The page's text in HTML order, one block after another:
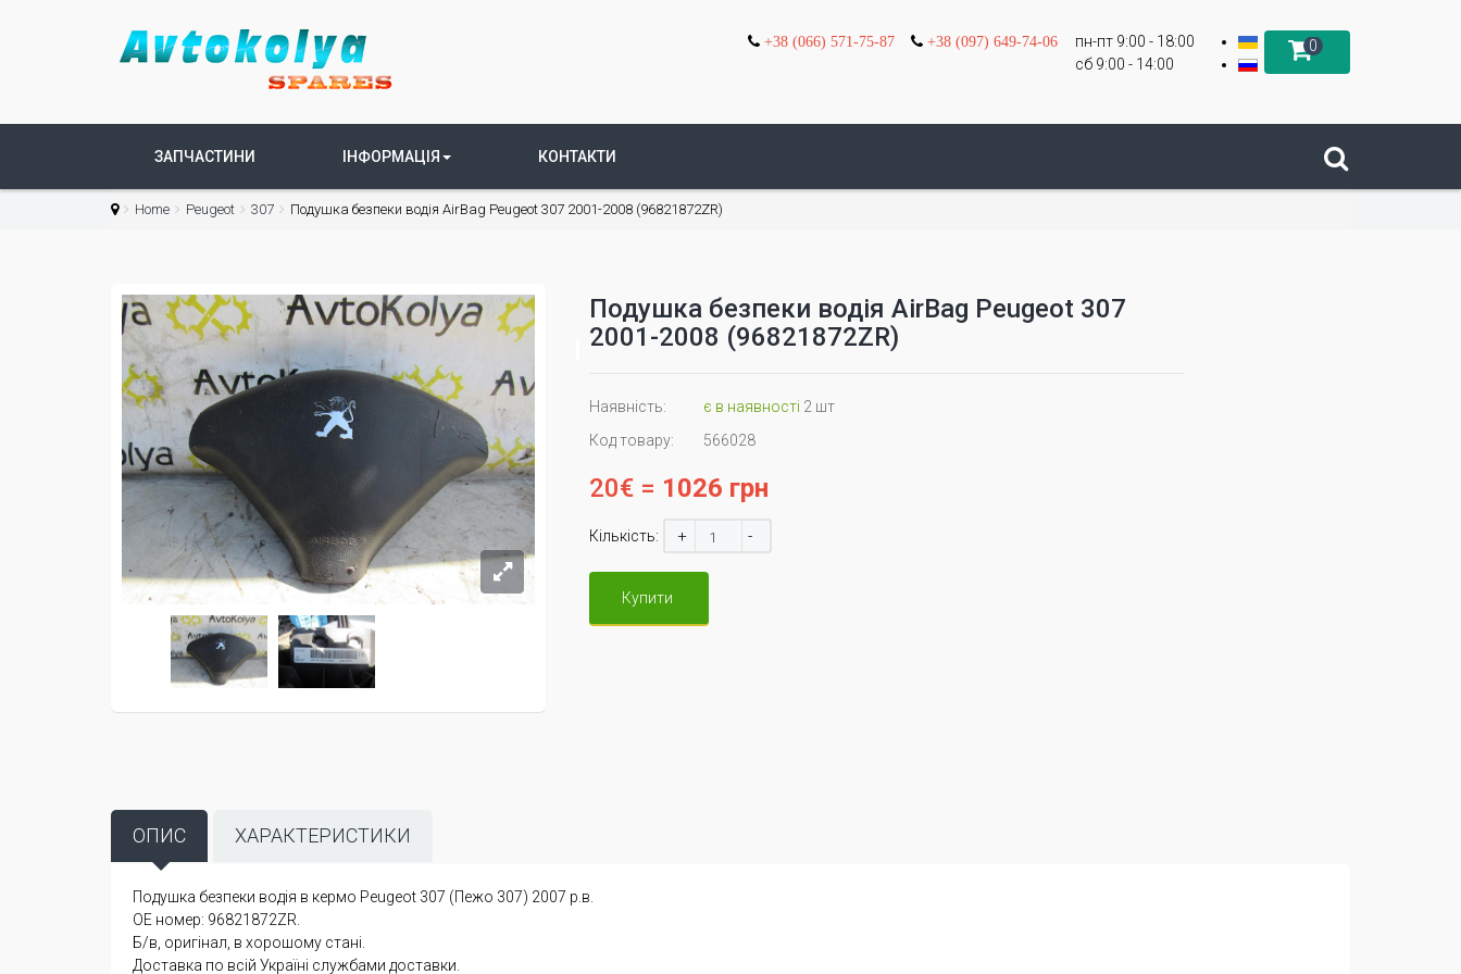
+38 (066) 571-75-87 +38 (097) 649-74-06
пн-пт 9:00 - 18:00
сб 9:00 - 14:00
0
ЗАПЧАСТИНИ ІНФОРМАЦІЯ КОНТАКТИ
Home Peugeot 307 Подушка безпеки водія AirBag Peugeot 307 2001-2008 (96821872ZR)
Подушка безпеки водія AirBag Peugeot 307
2001-2008 (96821872ZR)
Наявність: є в наявності 2 шт
Код товару:
566028
20€ = 1026 грн
Кількість: + -
Купити
ОПИС ХАРАКТЕРИСТИКИ
Подушка безпеки водія в кермо Peugeot 307 (Пежо 307) 2007 р.в.
OE номер: 96821872ZR.
Б/в, оригінал, в хорошому стані.
Доставка по всій Україні службами доставки.